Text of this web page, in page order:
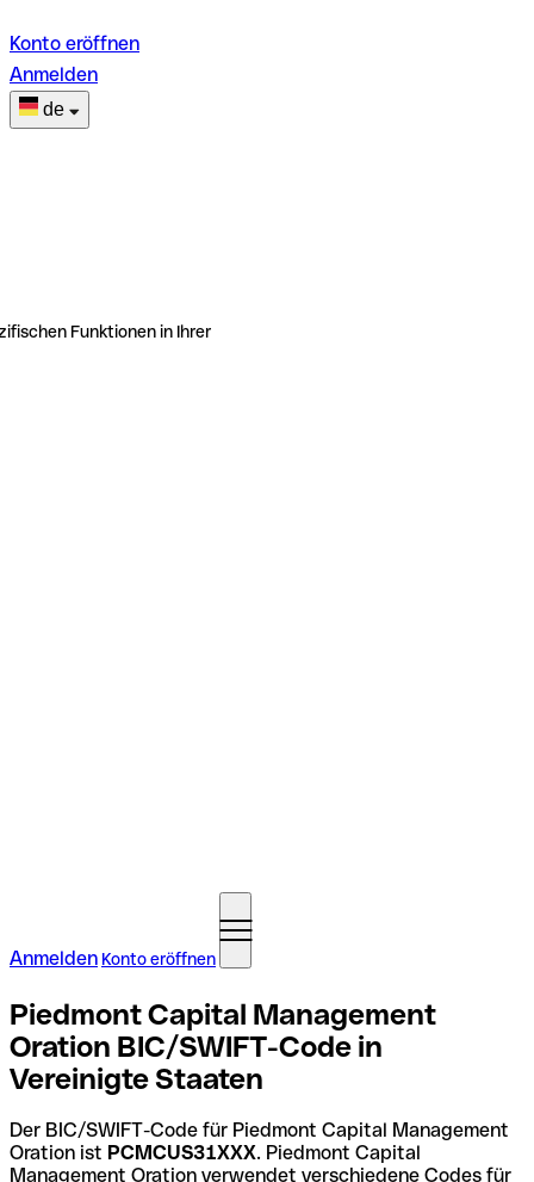
Konto eröffnen
Anmelden
de
Funktionen in Ihrer
Anmelden Konto eröffnen
Piedmont Capital Management
Oration BIC/SWIFT-Code in
Vereinigte Staaten
Der BIC/SWIFT-Code für Piedmont Capital Management
Oration ist PCMCUS31XXX. Piedmont Capital
Management Oration verwendet verschiedene Codes für